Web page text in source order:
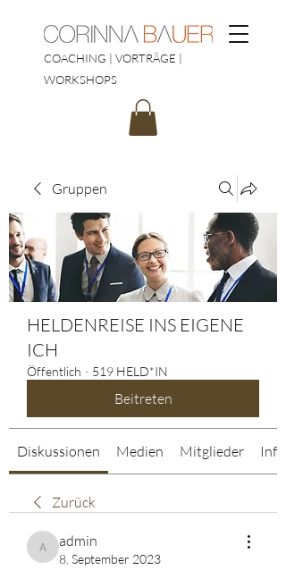
COACHING | VORTRÄGE |
WORKSHOPS
Gruppen
HELDENREISE INS EIGENE
ICH
Öffentlich · 519 HELD*IN
Beitreten
Diskussionen Medien Mitglieder Info
Zurück
admin
admin
8. September 2023